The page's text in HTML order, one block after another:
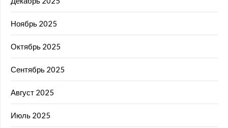
Ноябрь 2025
Октябрь 2025
Сентябрь 2025
Август 2025
Июль 2025